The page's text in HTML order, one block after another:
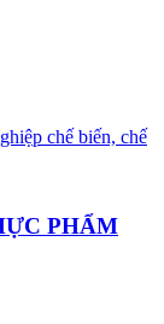
chế biến, chế
PHẨM